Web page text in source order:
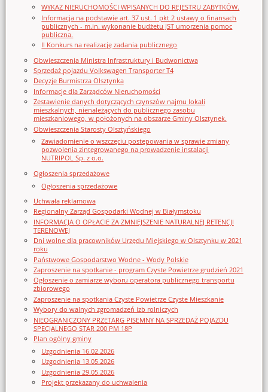
WYKAZ NIERUCHOMOŚCI WPISANYCH DO REJESTRU ZABYTKÓW.
Informacja na podstawie art. 37 ust. 1 pkt 2 ustawy o finansach
publicznych - m.in. wykonanie budżetu JST umorzenia pomoc
publiczna.
II Konkurs na realizację zadania publicznego
Obwieszczenia Ministra Infrastruktury i Budwonictwa
Sprzedaż pojazdu Volkswagen Transporter T4
Decyzje Burmistrza Olsztynka
Informacje dla Zarządców Nieruchomości
Zestawienie danych dotyczących czynszów najmu lokali
mieszkalnych, nienależących do publicznego zasobu
mieszkaniowego, w położonych na obszarze Gminy Olsztynek.
Obwieszczenia Starosty Olsztyńskiego
Zawiadomienie o wszczęciu postępowania w sprawie zmiany
pozwolenia zintegrowanego na prowadzenie instalacji
NUTRIPOL Sp. z o.o.
Ogłoszenia sprzedażowe
Ogłoszenia sprzedażowe
Uchwała reklamowa
Regionalny Zarząd Gospodarki Wodnej w Białymstoku
INFORMACJA O OPŁACIE ZA ZMNIEJSZENIE NATURALNEJ RETENCJI
TERENOWEJ
Dni wolne dla pracowników Urzędu Miejskiego w Olsztynku w 2021
roku
Państwowe Gospodarstwo Wodne - Wody Polskie
Zaproszenie na spotkanie - program Czyste Powietrze grudzień 2021
Ogłoszenie o zamiarze wyboru operatora publicznego transportu
zbiorowego
Zaproszenie na spotkania Czyste Powietrze Czyste Mieszkanie
Wybory do walnych zgromadzeń izb rolniczych
NIEOGRANICZONY PRZETARG PISEMNY NA SPRZEDAŻ POJAZDU
SPECJALNEGO STAR 200 PM 18P
Plan ogólny gminy
Uzgodnienia 16.02.2026
Uzgodnienia 13.05.2026
Uzgodnienia 29.05.2026
Projekt przekazany do uchwalenia